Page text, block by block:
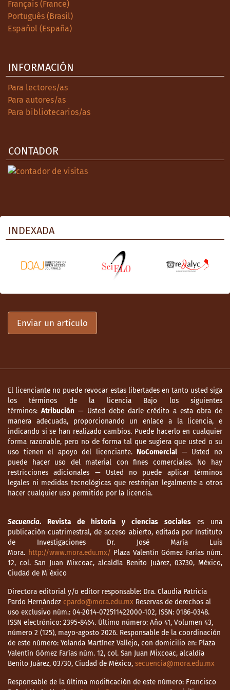
Français (France)
Português (Brasil)
Español (España)
INFORMACIÓN
Para lectores/as
Para autores/as
Para bibliotecarios/as
CONTADOR
INDEXADA
Enviar un artículo
El licenciante no puede revocar estas libertades en tanto usted siga
los términos de la licencia Bajo los siguientes
términos: Atribución — Usted debe darle crédito a esta obra de
manera adecuada, proporcionando un enlace a la licencia, e
indicando si se han realizado cambios. Puede hacerlo en cualquier
forma razonable, pero no de forma tal que sugiera que usted o su
uso tienen el apoyo del licenciante.NoComercial — Usted no
puede hacer uso del material con fines comerciales. No hay
restricciones adicionales — Usted no puede aplicar términos
legales ni medidas tecnológicas que restrinjan legalmente a otros
hacer cualquier uso permitido por la licencia.
Secuencia. Revista de historia y ciencias socialeses una
publicación cuatrimestral, de acceso abierto, editada por Instituto
de Investigaciones Dr. José María Luis
Mora. http://www.mora.edu.mx/ Plaza Valentín Gómez Farías núm.
12, col. San Juan Mixcoac, alcaldía Benito Juárez, 03730, México,
Ciudad de M¨éxico
Directora editorial y/o editor responsable: Dra. Claudia Patricia
Pardo Hernández cpardo@mora.edu.mx Reservas de derechos al
uso exclusivo núm.: 04-2014-072511422000-102, ISSN: 0186-0348.
ISSN electrónico: 2395-8464. Último número: Año 41, Volumen 43,
número 2 (125), mayo-agosto 2026. Responsable de la coordinación
de este número: Yolanda Martínez Vallejo, con domicilio en: Plaza
Valentín Gómez Farías núm. 12, col. San Juan Mixcoac, alcaldía
Benito Juárez, 03730, Ciudad de México, secuencia@mora.edu.mx
Responsable de la última modificación de este número: Francisco